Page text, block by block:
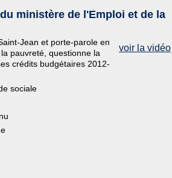
ministère de l'Emploi et de la
voir la vidéo
Jean et porte-parole en
pauvreté, questionne la
crédits budgétaires 2012-
sociale